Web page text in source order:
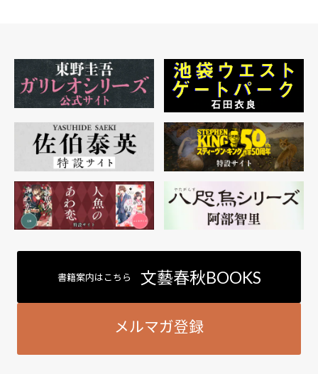
書籍案内はこちら 文藝春秋BOOKS
メルマガ登録